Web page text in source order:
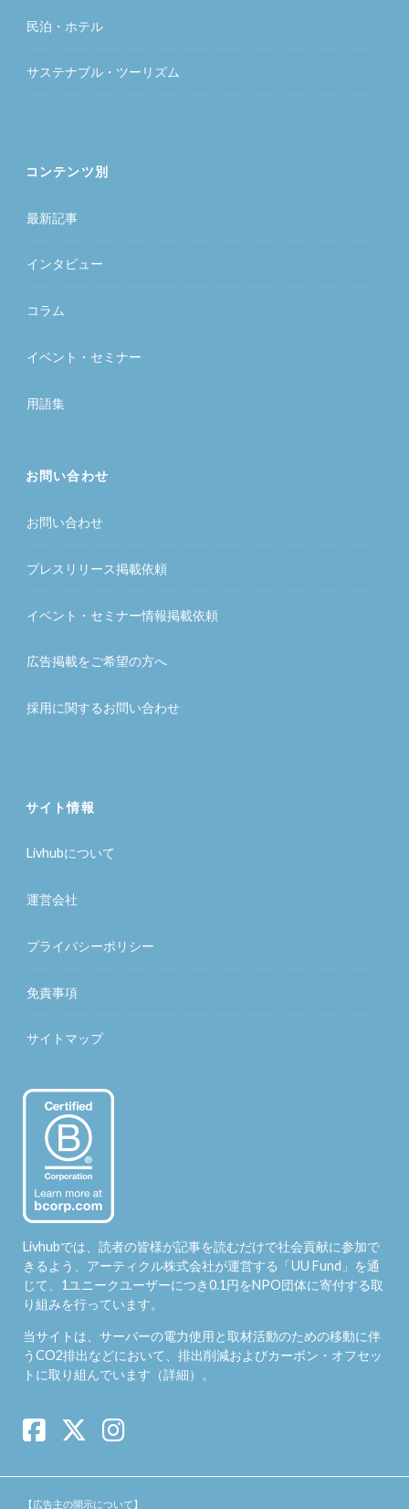
民泊・ホテル
サステナブル・ツーリズム
コンテンツ別
最新記事
インタビュー
コラム
イベント・セミナー
用語集
お問い合わせ
お問い合わせ
プレスリリース掲載依頼
イベント・セミナー情報掲載依頼
広告掲載をご希望の方へ
採用に関するお問い合わせ
サイト情報
Livhubについて
運営会社
プライバシーポリシー
免責事項
サイトマップ
Livhubでは、読者の皆様が記事を読むだけで社会貢献に参加で
きるよう、アーティクル株式会社が運営する「UU Fund 」を通
じて、1ユニークユーザーにつき0.1円をNPO団体に寄付する取
り組みを行っています。
当サイトは、サーバーの電力使用と取材活動のための移動に伴
うCO2排出などにおいて、排出削減およびカーボン・オフセッ
トに取り組んでいます（詳細）。
【広告主の開示について】